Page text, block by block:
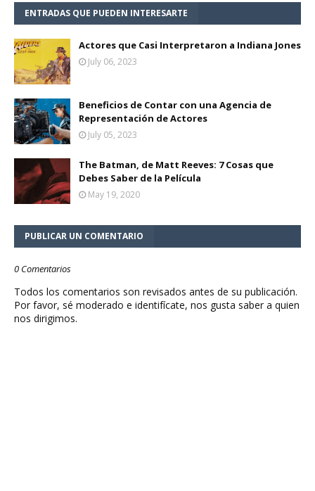
ENTRADAS QUE PUEDEN INTERESARTE
Actores que Casi Interpretaron a Indiana Jones
July 06, 2023
Beneficios de Contar con una Agencia de
Representación de Actores
July 05, 2023
The Batman, de Matt Reeves: 7 Cosas que
Debes Saber de la Película
May 19, 2020
PUBLICAR UN COMENTARIO
0 Comentarios
Todos los comentarios son revisados antes de su publicación.
Por favor, sé moderado e identifícate, nos gusta saber a quien
nos dirigimos.